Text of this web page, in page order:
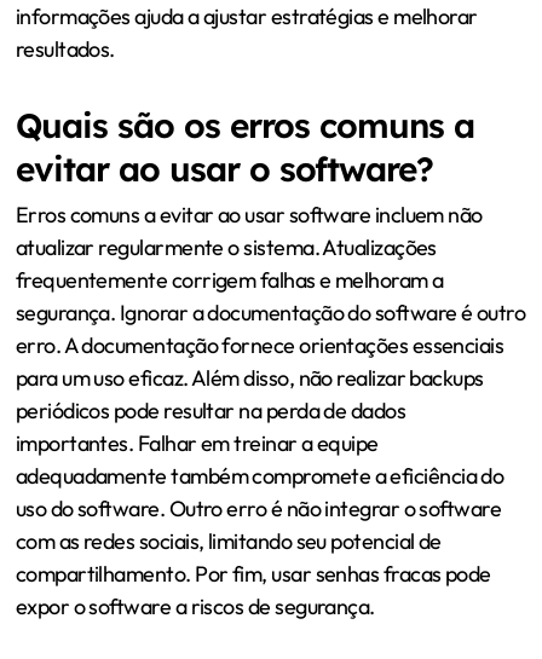
informações ajuda a ajustar estratégias e melhorar
resultados.
Quais são os erros comuns a
evitar ao usar o software?
Erros comuns a evitar ao usar software incluem não
atualizar regularmente o sistema. Atualizações
frequentemente corrigem falhas e melhoram a
segurança. Ignorar a documentação do software é outro
erro. A documentação fornece orientações essenciais
para um uso eficaz. Além disso, não realizar backups
periódicos pode resultar na perda de dados
importantes. Falhar em treinar a equipe
adequadamente também compromete a eficiência do
uso do software. Outro erro é não integrar o software
com as redes sociais, limitando seu potencial de
compartilhamento. Por fim, usar senhas fracas pode
expor o software a riscos de segurança.